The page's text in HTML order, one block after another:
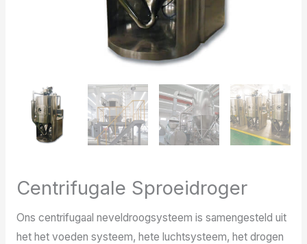
Centrifugale Sproeidroger
Ons centrifugaal neveldroogsysteem is samengesteld uit
het het voeden systeem, hete luchtsysteem, het drogen